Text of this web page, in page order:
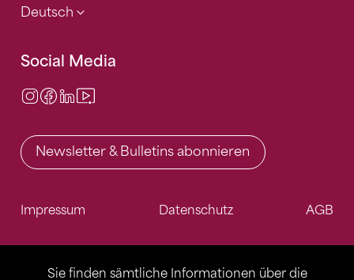
Sie finden sämtliche Informationen über die
Deutsch
Social Media
Instagram
Facebook
LinkedIn
Newsletter & Bulletins abonnieren
Impressum Datenschutz AGB